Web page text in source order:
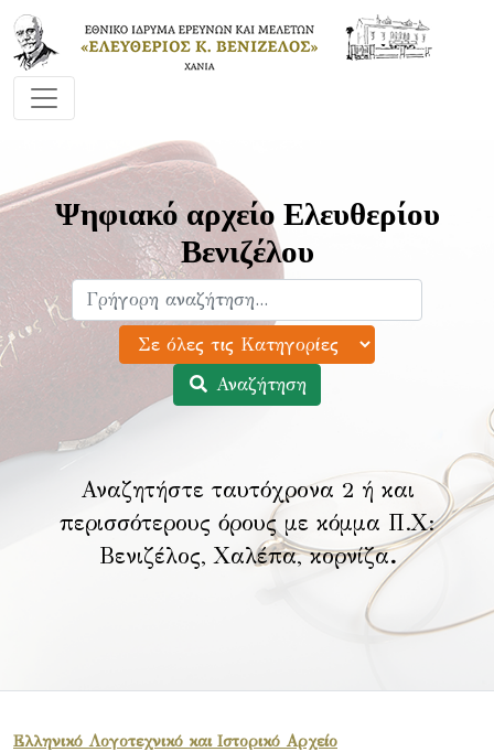
Ψηφιακό αρχείο Ελευθερίου
Βενιζέλου
Αναζήτηση
Αναζητήστε ταυτόχρονα 2 ή και
περισσότερους όρους με κόμμα Π.Χ:
Βενιζέλος, Χαλέπα, κορνίζα.
Ελληνικό Λογοτεχνικό και Ιστορικό Αρχείο